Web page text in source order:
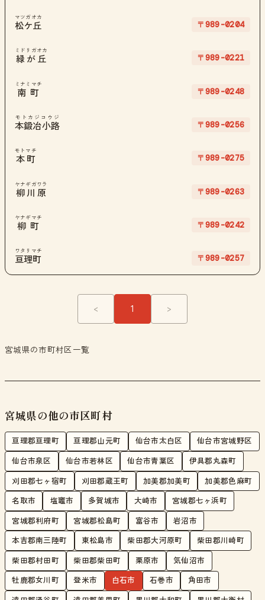
松ケ丘
マツガオカ
〒989-0204
緑が丘
ミドリガオカ
〒989-0221
南町
ミナミマチ
〒989-0248
本鍛冶小路
モトカジコウジ
〒989-0256
本町
モトマチ
〒989-0275
柳川原
ヤナギガワラ
〒989-0263
柳町
ヤナギマチ
〒989-0242
亘理町
ワタリマチ
〒989-0257
< 1 >
宮城県の市町村区一覧
宮城県の他の市区町村
亘理郡亘理町 亘理郡山元町 仙台市太白区 仙台市宮城野区
仙台市泉区 仙台市若林区 仙台市青葉区 伊具郡丸森町
刈田郡七ヶ宿町 刈田郡蔵王町 加美郡加美町 加美郡色麻町
名取市 塩竈市 多賀城市 大崎市 宮城郡七ヶ浜町
宮城郡利府町 宮城郡松島町 富谷市 岩沼市
本吉郡南三陸町 東松島市 柴田郡大河原町 柴田郡川崎町
柴田郡村田町 柴田郡柴田町 栗原市 気仙沼市
牡鹿郡女川町 登米市 白石市 石巻市 角田市